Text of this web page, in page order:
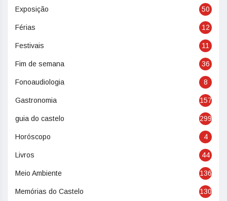
Exposição 50
Férias 12
Festivais 11
Fim de semana 36
Fonoaudiologia 8
Gastronomia 157
guia do castelo 299
Horóscopo 4
Livros 44
Meio Ambiente 136
Memórias do Castelo 130